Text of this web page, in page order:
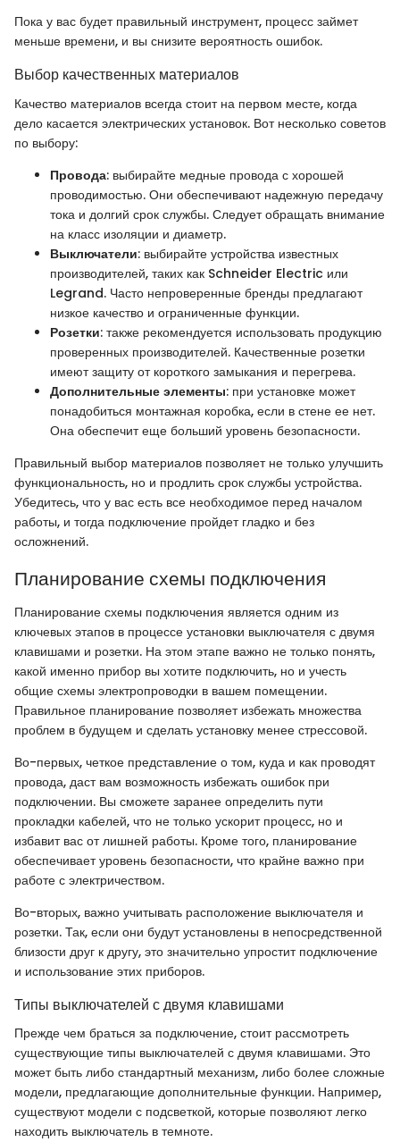
Пока у вас будет правильный инструмент, процесс займет
меньше времени, и вы снизите вероятность ошибок.
Выбор качественных материалов
Качество материалов всегда стоит на первом месте, когда
дело касается электрических установок. Вот несколько советов
по выбору:
Провода: выбирайте медные провода с хорошей
проводимостью. Они обеспечивают надежную передачу
тока и долгий срок службы. Следует обращать внимание
на класс изоляции и диаметр.
Выключатели: выбирайте устройства известных
производителей, таких как Schneider Electric или
Legrand. Часто непроверенные бренды предлагают
низкое качество и ограниченные функции.
Розетки: также рекомендуется использовать продукцию
проверенных производителей. Качественные розетки
имеют защиту от короткого замыкания и перегрева.
Дополнительные элементы: при установке может
понадобиться монтажная коробка, если в стене ее нет.
Она обеспечит еще больший уровень безопасности.
Правильный выбор материалов позволяет не только улучшить
функциональность, но и продлить срок службы устройства.
Убедитесь, что у вас есть все необходимое перед началом
работы, и тогда подключение пройдет гладко и без
осложнений.
Планирование схемы подключения
Планирование схемы подключения является одним из
ключевых этапов в процессе установки выключателя с двумя
клавишами и розетки. На этом этапе важно не только понять,
какой именно прибор вы хотите подключить, но и учесть
общие схемы электропроводки в вашем помещении.
Правильное планирование позволяет избежать множества
проблем в будущем и сделать установку менее стрессовой.
Во-первых, четкое представление о том, куда и как проводят
провода, даст вам возможность избежать ошибок при
подключении. Вы сможете заранее определить пути
прокладки кабелей, что не только ускорит процесс, но и
избавит вас от лишней работы. Кроме того, планирование
обеспечивает уровень безопасности, что крайне важно при
работе с электричеством.
Во-вторых, важно учитывать расположение выключателя и
розетки. Так, если они будут установлены в непосредственной
близости друг к другу, это значительно упростит подключение
и использование этих приборов.
Типы выключателей с двумя клавишами
Прежде чем браться за подключение, стоит рассмотреть
существующие типы выключателей с двумя клавишами. Это
может быть либо стандартный механизм, либо более сложные
модели, предлагающие дополнительные функции. Например,
существуют модели с подсветкой, которые позволяют легко
находить выключатель в темноте.